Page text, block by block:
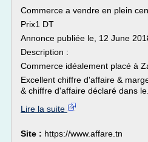
Commerce a vendre en plein
Prix1 DT
Annonce publiée le, 12 June
Description :
Commerce idéalement placé à
Excellent chiffre d'affaire &
& chiffre d'affaire déclaré dans
Lire la suite
Site : https://www.affare.tn